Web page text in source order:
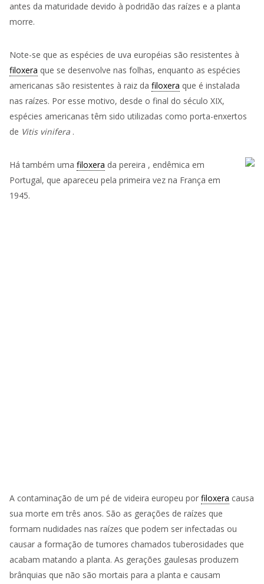
antes da maturidade devido à podridão das raízes e a planta
morre.
Note-se que as espécies de uva européias são resistentes à
filoxera que se desenvolve nas folhas, enquanto as espécies
americanas são resistentes à raiz da filoxera que é instalada
nas raízes. Por esse motivo, desde o final do século XIX,
espécies americanas têm sido utilizadas como porta-enxertos
de Vitis vinifera .
Há também uma filoxera da pereira , endêmica em
Portugal, que apareceu pela primeira vez na França em
1945.
A contaminação de um pé de videira europeu por filoxera causa
sua morte em três anos. São as gerações de raízes que
formam nudidades nas raízes que podem ser infectadas ou
causar a formação de tumores chamados tuberosidades que
acabam matando a planta. As gerações gaulesas produzem
brânquias que não são mortais para a planta e causam